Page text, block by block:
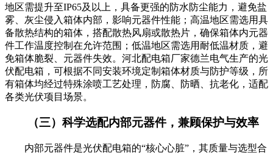
地区需提升至IP65及以上，具备更强的防水防尘能力，避免盐
雾、灰尘侵入箱体内部，影响元器件性能；高温地区需选用具
备散热结构的箱体，搭配散热风扇或散热片，确保箱体内元器
件工作温度控制在允许范围；低温地区需选用耐低温材质，避
免箱体脆裂、元器件失效。河北配电箱厂家德兰电气生产的光
伏配电箱，可根据不同安装环境定制箱体材质与防护等级，所
有箱体均经过特殊涂喷工艺处理，防腐、防晒、抗老化，适配
各类光伏项目场景。
（三）科学选配内部元器件，兼顾保护与效率
内部元器件是光伏配电箱的“核心心脏”，其质量与选型合